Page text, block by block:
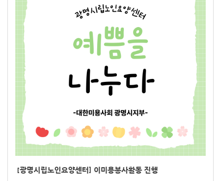
[광명시립노인요양센터] 이미용봉사활동 진행